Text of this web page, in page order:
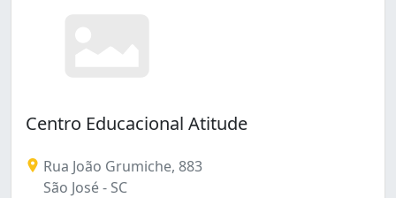
Centro Educacional Atitude
Rua João Grumiche, 883
São José - SC